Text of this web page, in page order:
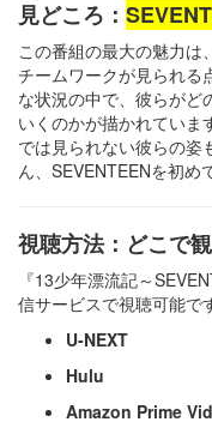
見どころ：
この番組の最大の魅力は
チームワークが見られる
な状況の中で、彼らがど
いくのかが描かれていま
では見られない彼らの姿
ん、SEVENTEENを初め
視聴方法：どこで
『13少年漂流記～
信サービスで視聴可能で
U-NEXT
Hulu
Amazon Prime